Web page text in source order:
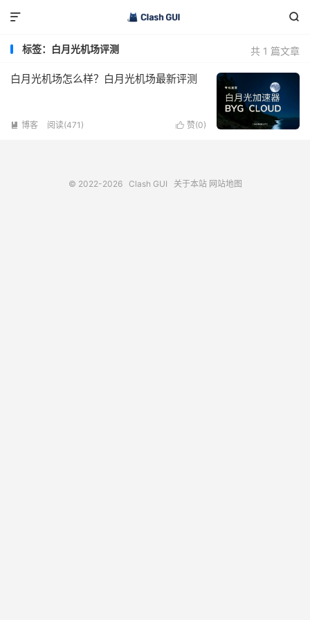


共 1 篇文章
标签：白月光机场评测
白月光机场怎么样？白月光机场最新评测
 赞(0)
 博客 阅读(471)
© 2022-2026 Clash GUI 关于本站 网站地图